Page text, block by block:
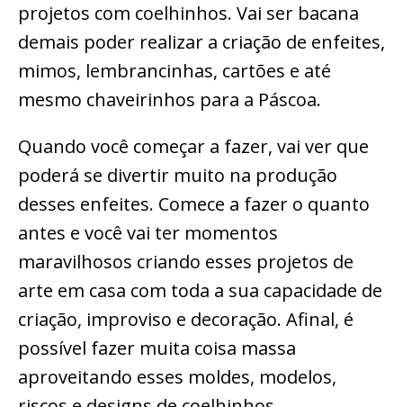
projetos com coelhinhos. Vai ser bacana
demais poder realizar a criação de enfeites,
mimos, lembrancinhas, cartões e até
mesmo chaveirinhos para a Páscoa.
Quando você começar a fazer, vai ver que
poderá se divertir muito na produção
desses enfeites. Comece a fazer o quanto
antes e você vai ter momentos
maravilhosos criando esses projetos de
arte em casa com toda a sua capacidade de
criação, improviso e decoração. Afinal, é
possível fazer muita coisa massa
aproveitando esses moldes, modelos,